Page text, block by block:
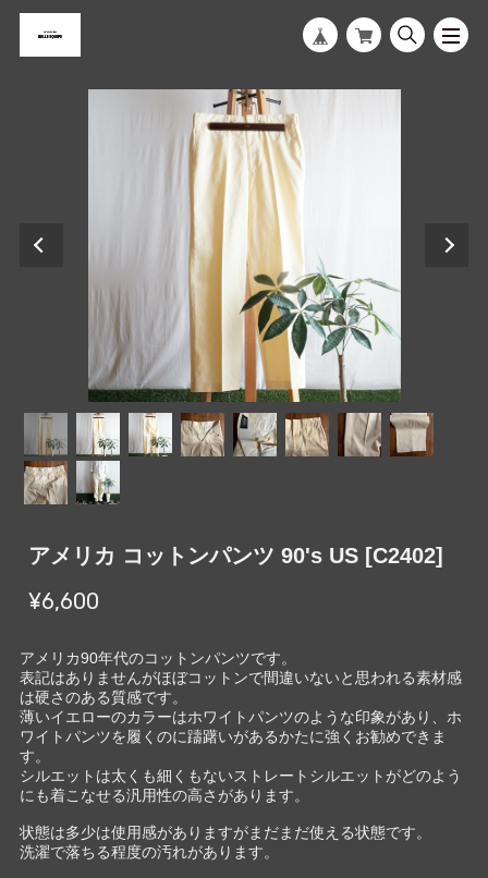
アメリカ コットンパンツ 90's US [C2402]
¥6,600
アメリカ90年代のコットンパンツです。
表記はありませんがほぼコットンで間違いないと思われる素材感
は硬さのある質感です。
薄いイエローのカラーはホワイトパンツのような印象があり、ホ
ワイトパンツを履くのに躊躇いがあるかたに強くお勧めできま
す。
シルエットは太くも細くもないストレートシルエットがどのよう
にも着こなせる汎用性の高さがあります。
状態は多少は使用感がありますがまだまだ使える状態です。
洗濯で落ちる程度の汚れがあります。